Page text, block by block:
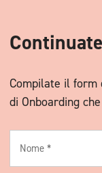
Compilate il
di Onboarding